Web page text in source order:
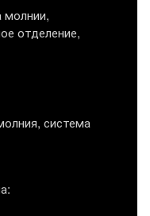
молнии,
отделение,
система